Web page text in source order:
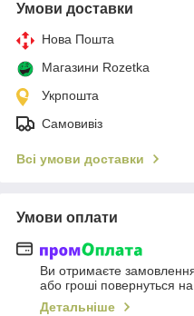
Умови доставки
Нова Пошта
Магазини Rozetka
Укрпошта
Самовивіз
Всі умови доставки
Умови оплати
Ви отримаєте
або гроші повернуться
Детальніше